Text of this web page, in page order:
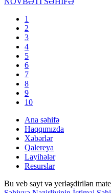
1
2
3
4
5
6
7
8
9
10
Ana səhifə
Haqqımızda
Xəbərlər
Qalereya
Layihələr
Resurslar
Bu veb sayt və yerləşdirilən